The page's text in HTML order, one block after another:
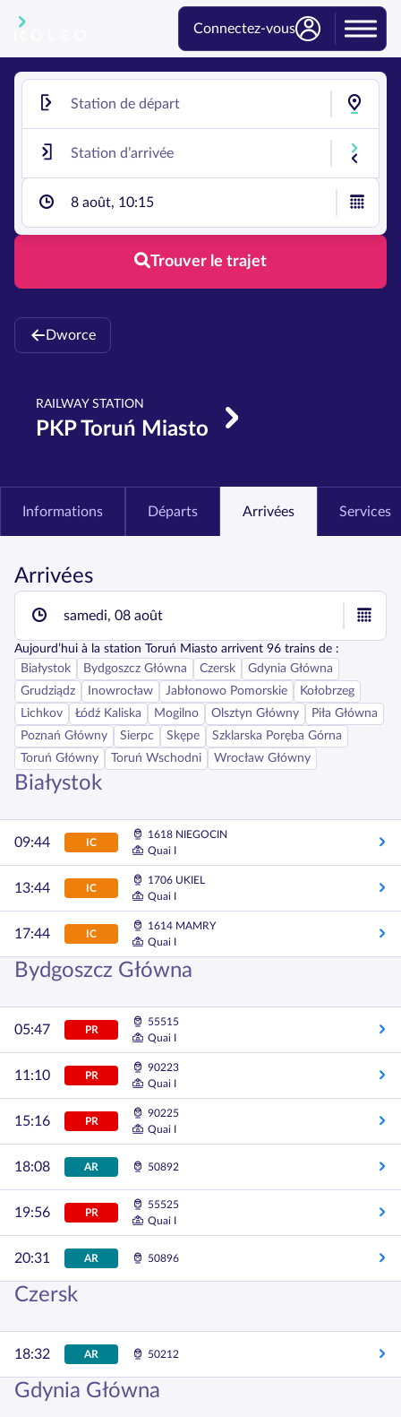
Connectez-vous
8 août, 10:15
Trouver le trajet
Dworce
RAILWAY STATION
PKP Toruń Miasto
Informations Départs Arrivées Services
Arrivées
samedi, 08 août
Aujourd’hui à la station Toruń Miasto arrivent 96 trains de :
Białystok
Bydgoszcz Główna Czersk
Gdynia Główna
Grudziądz
Inowrocław Jabłonowo Pomorskie
Kołobrzeg
Lichkov
Łódź Kaliska Mogilno Olsztyn Główny
Piła Główna
Poznań Główny
Sierpc Skępe
Szklarska Poręba Górna
Toruń Główny
Toruń Wschodni Wrocław Główny
Białystok
09:44 IC
1618 NIEGOCIN
Quai I
13:44 IC
1706 UKIEL
Quai I
17:44 IC
1614 MAMRY
Quai I
Bydgoszcz Główna
05:47 PR
55515
Quai I
11:10 PR
90223
Quai I
15:16 PR
90225
Quai I
18:08 AR 50892
19:56 PR
55525
Quai I
20:31 AR 50896
Czersk
18:32 AR 50212
Gdynia Główna